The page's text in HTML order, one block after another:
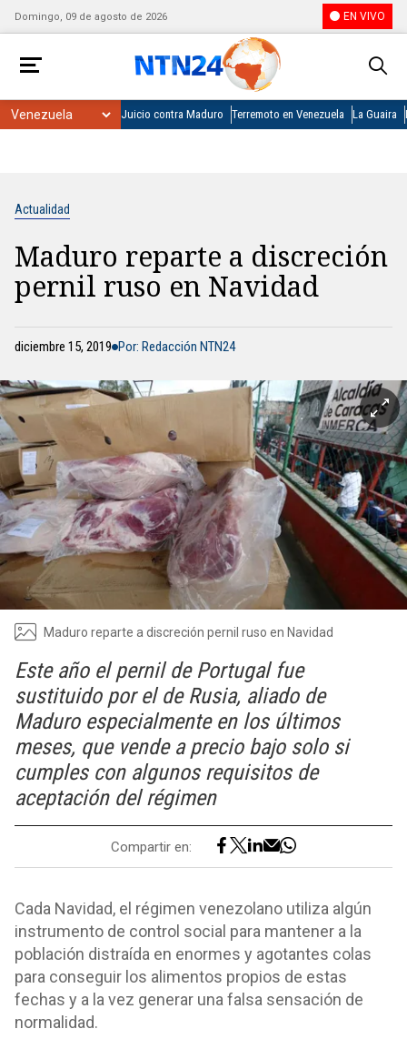
Domingo, 09 de agosto de 2026 EN VIVO
Juicio contra Maduro Terremoto en Venezuela La Guaira
Actualidad
Maduro reparte a discreción
pernil ruso en Navidad
diciembre 15, 2019 Por: Redacción NTN24
Maduro reparte a discreción pernil ruso en Navidad
Este año el pernil de Portugal fue
sustituido por el de Rusia, aliado de
Maduro especialmente en los últimos
meses, que vende a precio bajo solo si
cumples con algunos requisitos de
aceptación del régimen
Compartir en:
Cada Navidad, el régimen venezolano utiliza algún
instrumento de control social para mantener a la
población distraída en enormes y agotantes colas
para conseguir los alimentos propios de estas
fechas y a la vez generar una falsa sensación de
normalidad.